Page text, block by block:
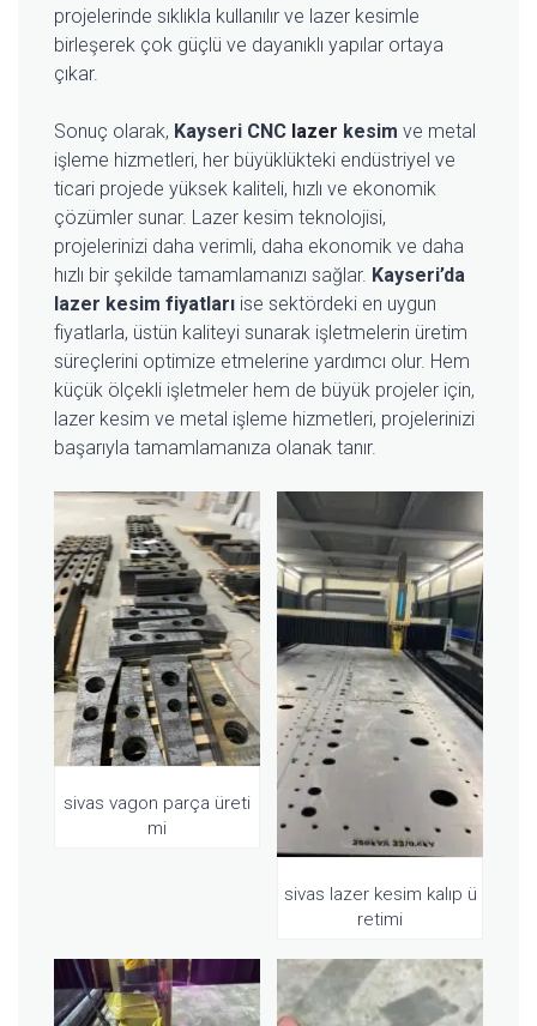
projelerinde sıklıkla kullanılır ve lazer kesimle
birleşerek çok güçlü ve dayanıklı yapılar ortaya
çıkar.
Sonuç olarak, Kayseri CNC lazer kesim ve metal
işleme hizmetleri, her büyüklükteki endüstriyel ve
ticari projede yüksek kaliteli, hızlı ve ekonomik
çözümler sunar. Lazer kesim teknolojisi,
projelerinizi daha verimli, daha ekonomik ve daha
hızlı bir şekilde tamamlamanızı sağlar. Kayseri’da
lazer kesim fiyatları ise sektördeki en uygun
fiyatlarla, üstün kaliteyi sunarak işletmelerin üretim
süreçlerini optimize etmelerine yardımcı olur. Hem
küçük ölçekli işletmeler hem de büyük projeler için,
lazer kesim ve metal işleme hizmetleri, projelerinizi
başarıyla tamamlamanıza olanak tanır.
sivas vagon parça üreti
mi
sivas lazer kesim kalıp ü
retimi